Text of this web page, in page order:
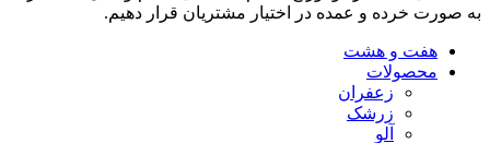
به صورت خرده و عمده در اختیار مشتریان قرار دهیم.
هفت و هشت
محصولات
زعفران
زرشک
آلو